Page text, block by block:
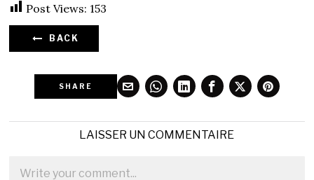
Post Views: 153
BACK
SHARE
LAISSER UN COMMENTAIRE